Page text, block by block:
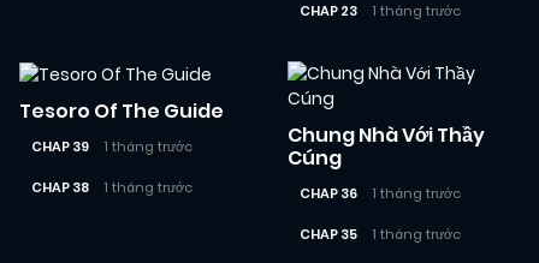
CHAP 23 1 tháng trước
Tesoro Of The Guide
CHAP 39 1 tháng trước
CHAP 38 1 tháng trước
Chung Nhà Với Thầy
Cúng
CHAP 36 1 tháng trước
CHAP 35 1 tháng trước